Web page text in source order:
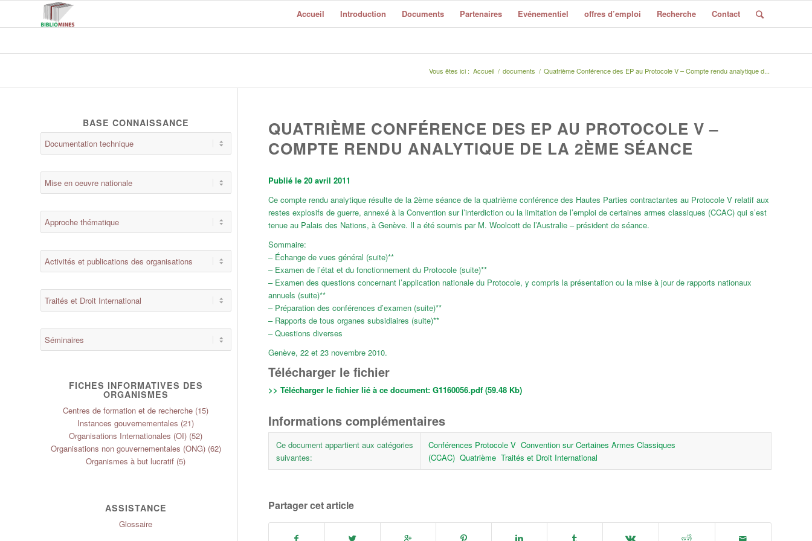
Accueil Introduction Documents Partenaires Evénementiel offres d’emploi Recherche Contact
Vous êtes ici : Accueil / documents / Quatrième Conférence des EP au Protocole V – Compte rendu analytique d...
QUATRIÈME CONFÉRENCE DES EP AU PROTOCOLE V –
COMPTE RENDU ANALYTIQUE DE LA 2ÈME SÉANCE
Publié le 20 avril 2011
Ce compte rendu analytique résulte de la 2ème séance de la quatrième conférence des Hautes Parties contractantes au Protocole V relatif aux
restes explosifs de guerre, annexé à la Convention sur l’interdiction ou la limitation de l’emploi de certaines armes classiques (CCAC) qui s’est
tenue au Palais des Nations, à Genève. Il a été soumis par M. Woolcott de l’Australie – président de séance.
Sommaire:
– Échange de vues général (suite)**
– Examen de l’état et du fonctionnement du Protocole (suite)**
– Examen des questions concernant l’application nationale du Protocole, y compris la présentation ou la mise à jour de rapports nationaux
annuels (suite)**
– Préparation des conférences d’examen (suite)**
– Rapports de tous organes subsidiaires (suite)**
– Questions diverses
Genève, 22 et 23 novembre 2010.
Télécharger le fichier
>> Télécharger le fichier lié à ce document: G1160056.pdf (59.48 Kb)
Informations complémentaires
Ce document appartient aux catégories
suivantes:
Conférences Protocole V Convention sur Certaines Armes Classiques
(CCAC) Quatrième Traités et Droit International
Partager cet article
BASE CONNAISSANCE
FICHES INFORMATIVES DES
ORGANISMES
Centres de formation et de recherche (15)
Instances gouvernementales (21)
Organisations Internationales (OI) (52)
Organisations non gouvernementales (ONG)(62)
Organismes à but lucratif (5)
ASSISTANCE
Glossaire